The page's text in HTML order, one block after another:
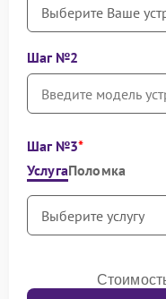
Шаг №2
Шаг №3
УслугаПоломка